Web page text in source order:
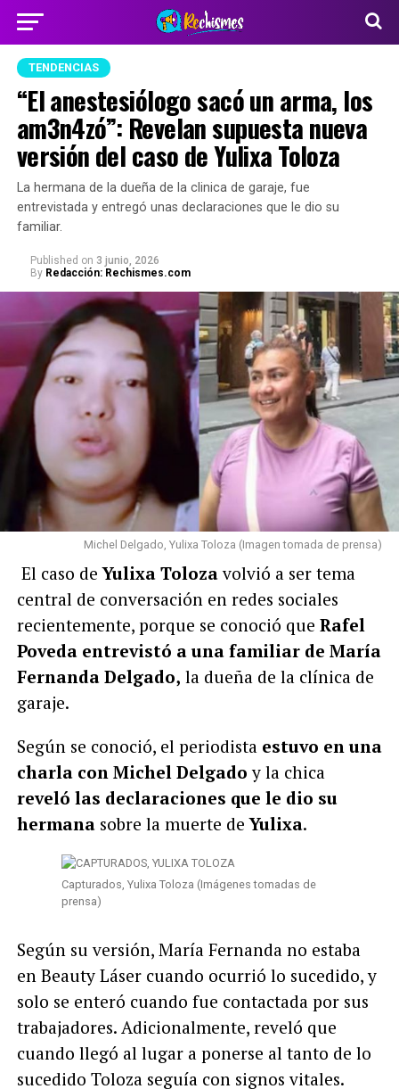
TENDENCIAS
“El anestesiólogo sacó un arma, los
am3n4zó”: Revelan supuesta nueva
versión del caso de Yulixa Toloza
La hermana de la dueña de la clinica de garaje, fue
entrevistada y entregó unas declaraciones que le dio su
familiar.
Published on 3 junio, 2026
By Redacción: Rechismes.com
Michel Delgado, Yulixa Toloza (Imagen tomada de prensa)
El caso deYulixa Tolozavolvió a ser tema
central de conversación en redes sociales
recientemente, porque se conoció que Rafel
Poveda entrevistó a una familiar de María
Fernanda Delgado, la dueña de la clínica de
garaje.
Según se conoció, el periodista estuvo en una
charla con Michel Delgado y la chica
reveló las declaraciones que le dio su
hermana sobre la muerte deYulixa.
Capturados, Yulixa Toloza (Imágenes tomadas de
prensa)
Según su versión, María Fernanda no estaba
en Beauty Láser cuando ocurrió lo sucedido, y
solo se enteró cuando fue contactada por sus
trabajadores. Adicionalmente, reveló que
cuando llegó al lugar a ponerse al tanto de lo
sucedido Toloza seguía con signos vitales.